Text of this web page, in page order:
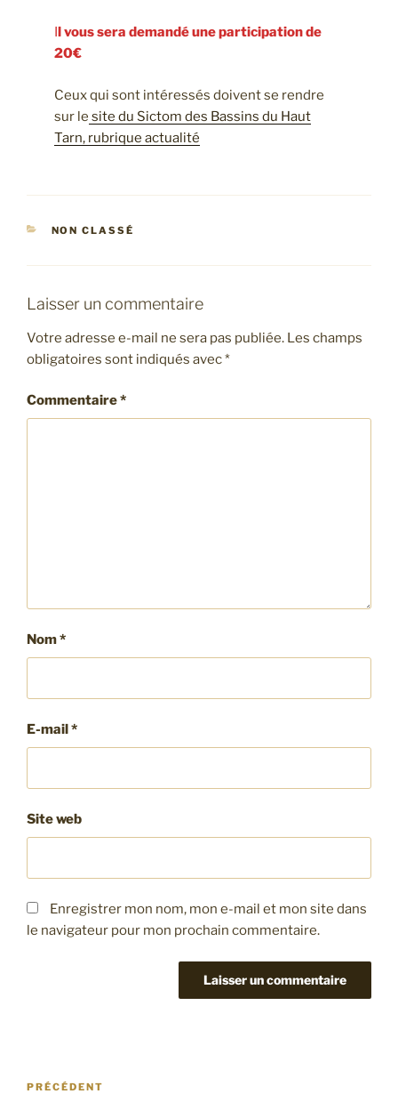
Il vous sera demandé une participation de
20€
Ceux qui sont intéressés doivent se rendre
sur le site du Sictom des Bassins du Haut
Tarn, rubrique actualité
CATÉGORIES
NON CLASSÉ
Laisser un commentaire
Votre adresse e-mail ne sera pas publiée. Les champs
obligatoires sont indiqués avec*
Commentaire*
Nom*
E-mail*
Site web
Enregistrer mon nom, mon e-mail et mon site dans
le navigateur pour mon prochain commentaire.
Navigation
Article
PRÉCÉDENT